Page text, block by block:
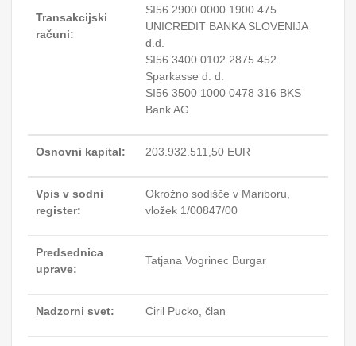
Transakcijski
računi:
SI56 2900 0000 1900 475
UNICREDIT BANKA SLOVENIJA
d.d.
SI56 3400 0102 2875 452
Sparkasse d. d.
SI56 3500 1000 0478 316 BKS
Bank AG
Osnovni kapital: 203.932.511,50 EUR
Vpis v sodni
register:
Okrožno sodišče v Mariboru,
vložek 1/00847/00
Predsednica
uprave:
Tatjana Vogrinec Burgar
Nadzorni svet: Ciril Pucko, član